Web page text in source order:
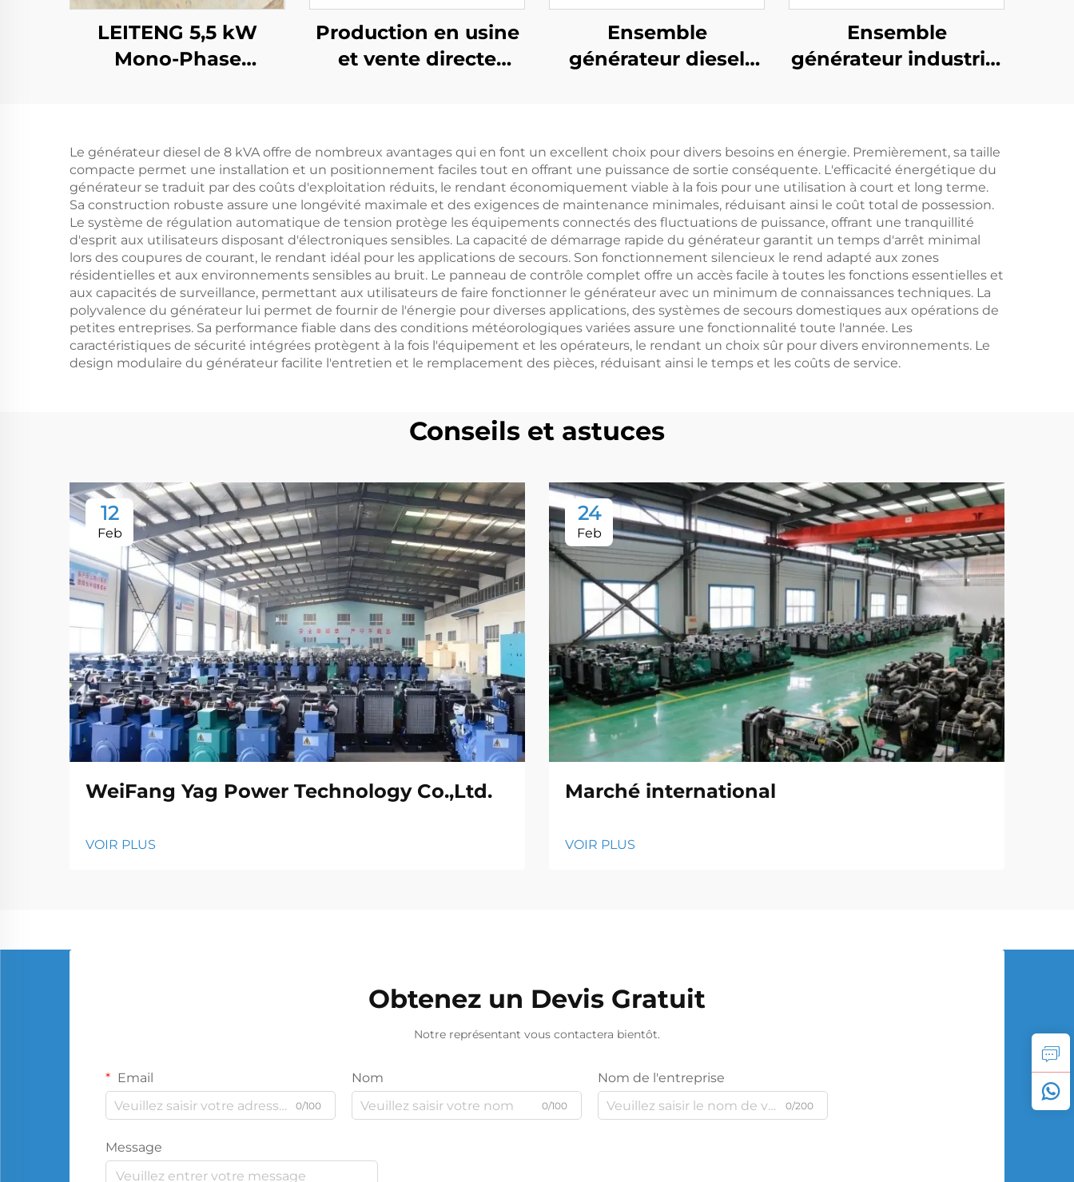
LEITENG 5,5 kW
Mono-Phase
Fréquence 2kW
Puissance Nominale
380V Tension
Nominale Retour
Production en usine
et vente directe
Ricardo
Ensemble
générateur diesel
Ensemble
générateur industriel
électrique courante
Le générateur diesel de 8 kVA offre de nombreux avantages qui en font un excellent choix pour divers besoins en énergie. Premièrement, sa taille
compacte permet une installation et un positionnement faciles tout en offrant une puissance de sortie conséquente. L'efficacité énergétique du
générateur se traduit par des coûts d'exploitation réduits, le rendant économiquement viable à la fois pour une utilisation à court et long terme.
Sa construction robuste assure une longévité maximale et des exigences de maintenance minimales, réduisant ainsi le coût total de possession.
Le système de régulation automatique de tension protège les équipements connectés des fluctuations de puissance, offrant une tranquillité
d'esprit aux utilisateurs disposant d'électroniques sensibles. La capacité de démarrage rapide du générateur garantit un temps d'arrêt minimal
lors des coupures de courant, le rendant idéal pour les applications de secours. Son fonctionnement silencieux le rend adapté aux zones
résidentielles et aux environnements sensibles au bruit. Le panneau de contrôle complet offre un accès facile à toutes les fonctions essentielles et
aux capacités de surveillance, permettant aux utilisateurs de faire fonctionner le générateur avec un minimum de connaissances techniques. La
polyvalence du générateur lui permet de fournir de l'énergie pour diverses applications, des systèmes de secours domestiques aux opérations de
petites entreprises. Sa performance fiable dans des conditions météorologiques variées assure une fonctionnalité toute l'année. Les
caractéristiques de sécurité intégrées protègent à la fois l'équipement et les opérateurs, le rendant un choix sûr pour divers environnements. Le
design modulaire du générateur facilite l'entretien et le remplacement des pièces, réduisant ainsi le temps et les coûts de service.
Conseils et astuces
12
Feb
WeiFang Yag Power Technology Co.,Ltd.
VOIR PLUS
24
Feb
Marché international
VOIR PLUS
Obtenez un Devis Gratuit
Notre représentant vous contactera bientôt.
Email
0/100
Nom
0/100
Nom de l'entreprise
0/200
Message